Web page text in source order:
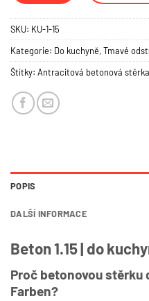
SKU: KU-1-15
Kategorie: Do kuchyně,Tmavé
Štítky: Antracitová betonová stěrka
POPIS
DALŠÍ INFORMACE
Beton 1.15 | do
Proč betonovou stěrku
Farben?